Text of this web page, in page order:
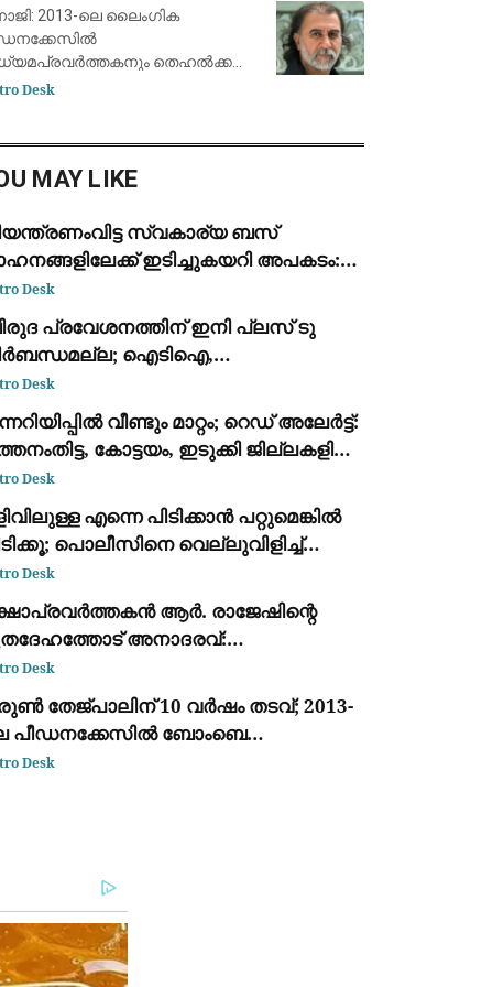
വിധി
2013-ലെ ലൈംഗിക
തെഹൽക്ക
എഡിറ്റർ ഇൻ ചീഫുമായ തരുൺ
Desk
MAY LIKE
സ്വകാര്യ ബസ്
ഇടിച്ചുകയറി അപകടം:
മരണം, എട്ട് പേർക്ക് പരിക്ക്
Desk
പ്രവേശനത്തിന് ഇനി പ്ലസ് ടു
ഐടിഐ,
അവസരം നൽകി
വിദ്യാഭ്യാസ വകുപ്പ് ഉത്തരവിറക്കി
Desk
വീണ്ടും മാറ്റം; റെഡ് അലേർട്ട്:
കോട്ടയം, ഇടുക്കി ജില്ലകളില്‍
Desk
എന്നെ പിടിക്കാൻ പറ്റുമെങ്കിൽ
പൊലീസിനെ വെല്ലുവിളിച്ച്
അർജുൻ ആയങ്കി
Desk
ആർ. രാജേഷിന്റെ
അനാദരവ്:
ആംബുലൻസിൽ
ചാവക്കാട് വരെ; ഒടുവിൽ
മാറ്റി
Desk
തേജ്പാലിന് 10 വർഷം തടവ്; 2013-
പീഡനക്കേസിൽ ബോംബെ
വിധി
Desk